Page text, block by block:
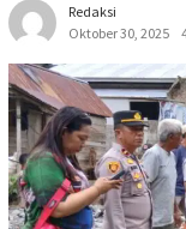
Redaksi
Oktober 30, 2025